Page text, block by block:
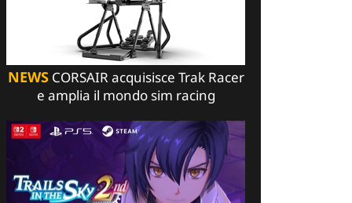
NEWSCORSAIR acquisisce Trak Racer
e amplia il mondo sim racing